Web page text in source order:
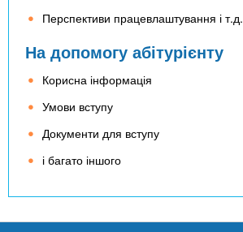
Перспективи працевлаштування і т.д.
На допомогу абітурієнту
Корисна інформація
Умови вступу
Документи для вступу
і багато іншого